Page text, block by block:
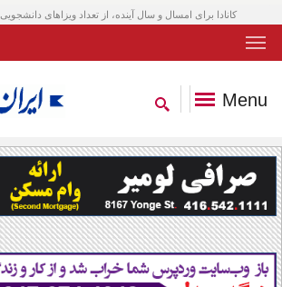
کانادا برای امسال و سال آینده، از تعداد ویزاهای دانشجویی ۳۵ درصد می‌کاهد
Menu